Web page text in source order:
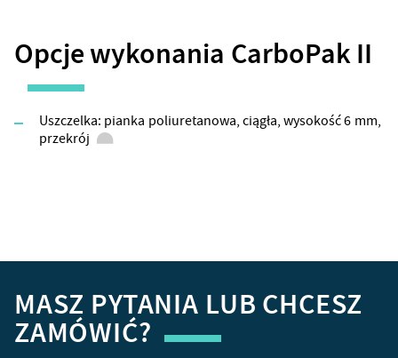
Opcje wykonania CarboPak II
Uszczelka: pianka poliuretanowa, ciągła, wysokość 6 mm,
przekrój
MASZ PYTANIA LUB CHCESZ
ZAMÓWIĆ?